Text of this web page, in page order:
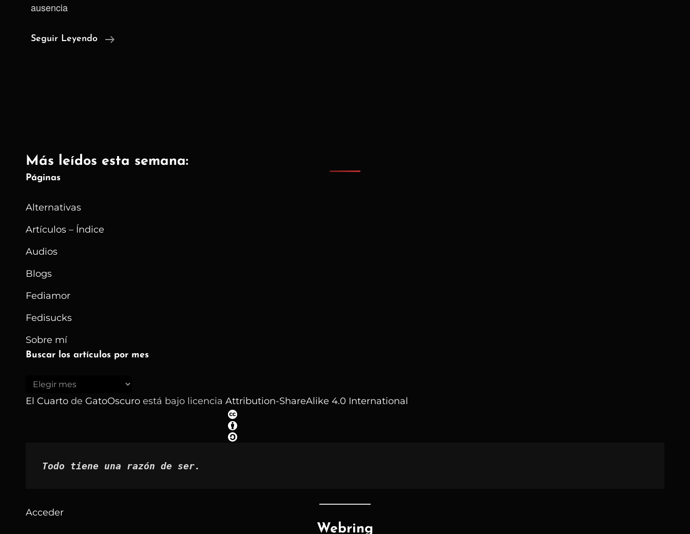
ausencia
Seguir Leyendo
Debemos
Más leídos esta semana:
Páginas
Alternativas
Artículos – Índice
Audios
Blogs
Fediamor
Fedisucks
Sobre mí
Buscar los artículos por mes
Buscar
los
El Cuarto de GatoOscuro está bajo licencia Attribution-ShareAlike 4.0 International
Todo tiene una razón de ser.
Acceder
Webring